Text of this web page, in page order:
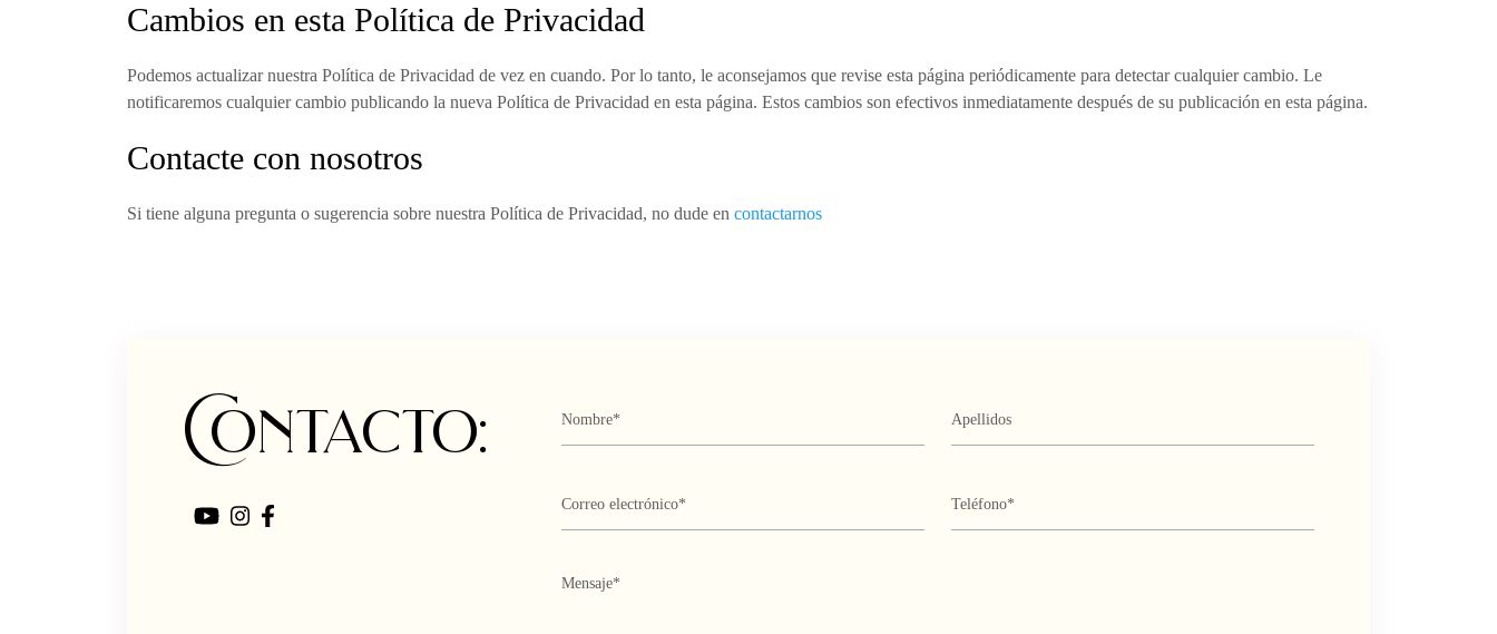
Cambios en esta Política de Privacidad
Podemos actualizar nuestra Política de Privacidad de vez en cuando. Por lo tanto, le aconsejamos que revise esta página periódicamente para detectar cualquier cambio. Le
notificaremos cualquier cambio publicando la nueva Política de Privacidad en esta página. Estos cambios son efectivos inmediatamente después de su publicación en esta página.
Contacte con nosotros
Si tiene alguna pregunta o sugerencia sobre nuestra Política de Privacidad, no dude en contactarnos
Contacto: